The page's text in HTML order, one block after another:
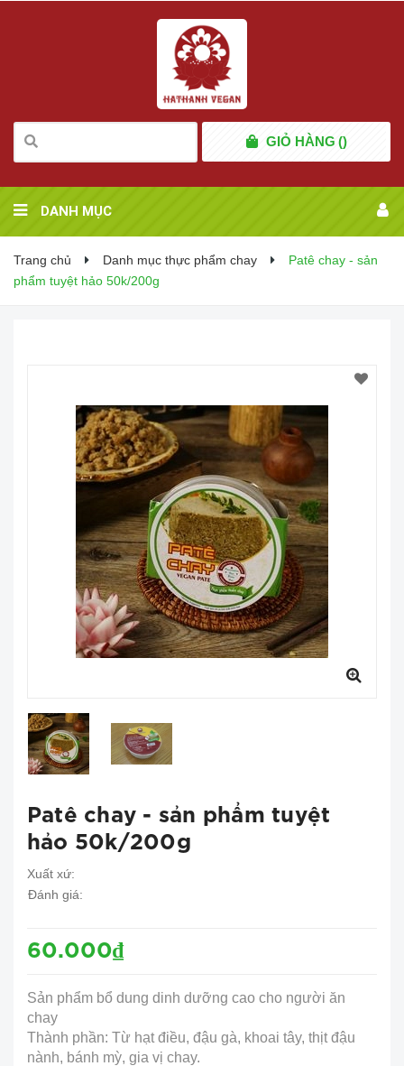
GIỎ HÀNG ()
DANH MỤC
Trang chủ Danh mục thực phẩm chay
Patê chay - sản
phẩm tuyệt hảo 50k/200g
Patê chay - sản phẩm tuyệt
hảo 50k/200g
Xuất xứ:
Đánh giá:
60.000₫
Sản phẩm bổ dung dinh dưỡng cao cho người ăn
chay
Thành phần: Từ hạt điều, đậu gà, khoai tây, thịt đậu
nành, bánh mỳ, gia vị chay.